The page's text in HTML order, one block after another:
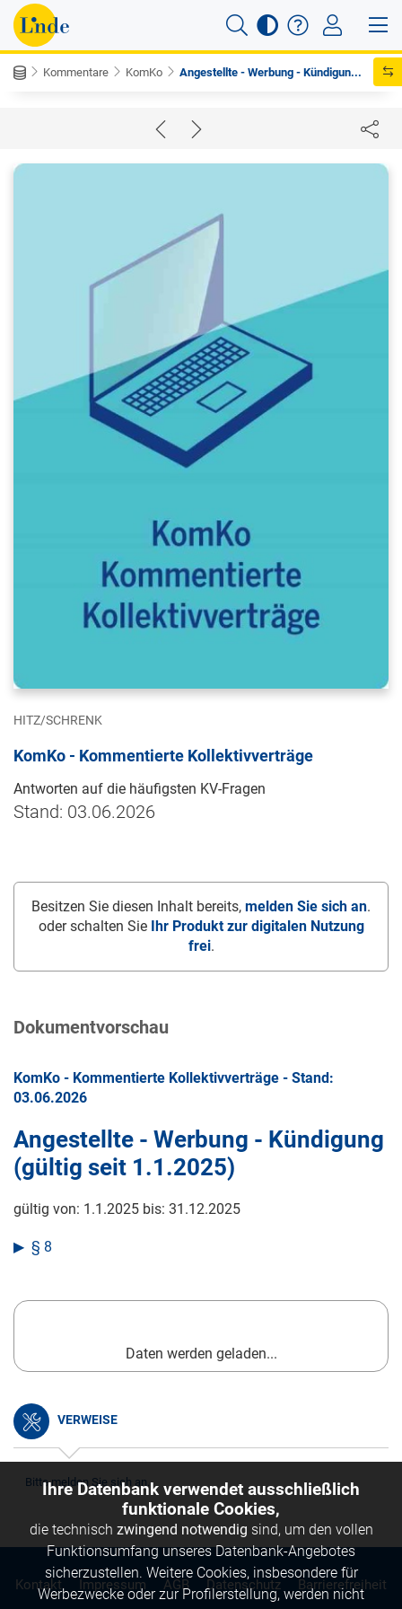
Kommentare KomKo Angestellte - Werbung - Kündigun...
HITZ/SCHRENK
KomKo - Kommentierte Kollektivverträge
Antworten auf die häufigsten KV-Fragen
Stand: 03.06.2026
Besitzen Sie diesen Inhalt bereits, melden Sie sich an.
oder schalten Sie
Ihr Produkt zur digitalen Nutzung
frei.
Dokumentvorschau
KomKo - Kommentierte Kollektivverträge - Stand:
03.06.2026
Angestellte - Werbung - Kündigung
(gültig seit 1.1.2025)
gültig von: 1.1.2025 bis: 31.12.2025
§ 8
Daten werden geladen...
VERWEISE
Bitte melden Sie sich an.
Kontakt Impressum AGB Datenschutz Barrierefreiheit
Ihre Datenbank verwendet ausschließlich
funktionale Cookies,
die technisch zwingend notwendig sind, um den vollen
Funktionsumfang unseres Datenbank-Angebotes
sicherzustellen. Weitere Cookies, insbesondere für
Werbezwecke oder zur Profilerstellung, werden nicht